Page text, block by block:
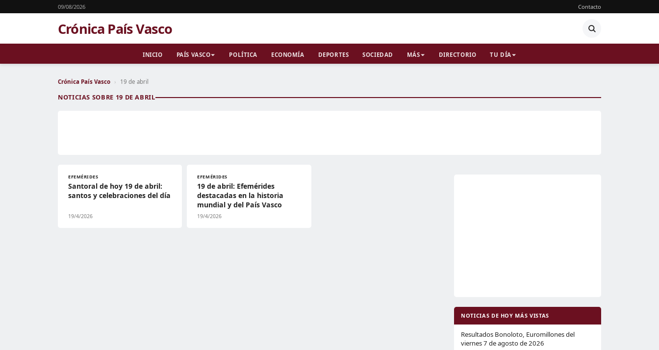
09/08/2026 Contacto
Crónica País Vasco
INICIO PAÍS VASCO POLÍTICA ECONOMÍA DEPORTES SOCIEDAD MÁS DIRECTORIO TU DÍA
Crónica País Vasco › 19 de abril
NOTICIAS SOBRE 19 DE ABRIL
EFEMÉRIDES
Santoral de hoy 19 de abril:
santos y celebraciones del día
19/4/2026
EFEMÉRIDES
19 de abril: Efemérides
destacadas en la historia
mundial y del País Vasco
19/4/2026
NOTICIAS DE HOY MÁS VISTAS
Resultados Bonoloto, Euromillones del
viernes 7 de agosto de 2026